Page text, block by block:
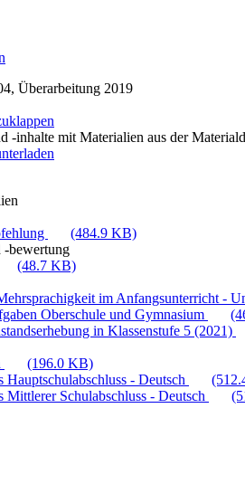
Überarbeitung 2019
-inhalte mit Materialien aus der
(484.9 KB)
-bewertung
(48.7 KB)
im Anfangsunterricht -
Oberschule und Gymnasium
in Klassenstufe 5 (2021)
(196.0 KB)
Hauptschulabschluss - Deutsch
Mittlerer Schulabschluss - Deutsch